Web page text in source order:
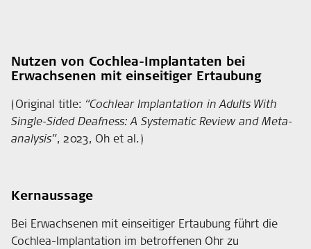
Nutzen von Cochlea-Implantaten bei
Erwachsenen mit einseitiger Ertaubung
(Original title: “Cochlear Implantation in Adults With
Single-Sided Deafness: A Systematic Review and Meta-
analysis”, 2023, Oh et al.)
Kernaussage
Bei Erwachsenen mit einseitiger Ertaubung führt die
Cochlea-Implantation im betroffenen Ohr zu